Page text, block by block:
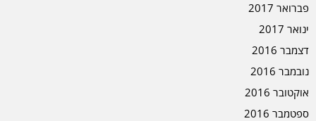
פברואר 2017
ינואר 2017
דצמבר 2016
נובמבר 2016
אוקטובר 2016
ספטמבר 2016